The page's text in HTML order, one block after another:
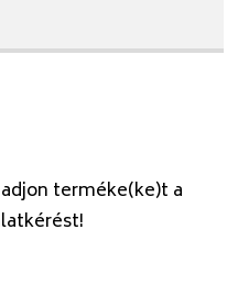
terméke(ke)t a